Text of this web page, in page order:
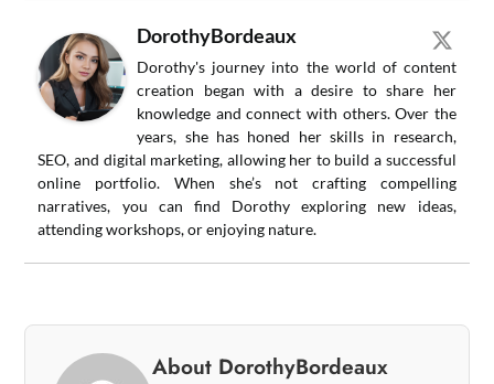
DorothyBordeaux
Dorothy's journey into the world of content
creation began with a desire to share her
knowledge and connect with others. Over the
years, she has honed her skills in research,
SEO, and digital marketing, allowing her to build a successful
online portfolio. When she’s not crafting compelling
narratives, you can find Dorothy exploring new ideas,
attending workshops, or enjoying nature.
About DorothyBordeaux